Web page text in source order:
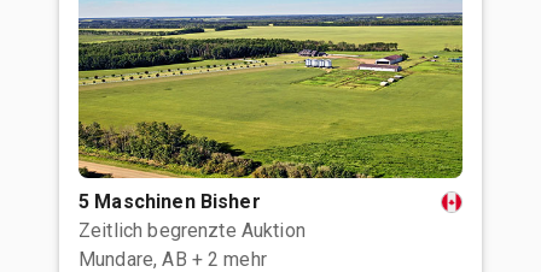
5 Maschinen Bisher
Zeitlich begrenzte Auktion
Mundare, AB + 2 mehr